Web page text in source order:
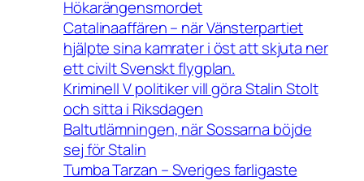
Hökarängensmordet
Catalinaaffären – när Vänsterpartiet
hjälpte sina kamrater i öst att skjuta ner
ett civilt Svenskt flygplan.
Kriminell V politiker vill göra Stalin Stolt
och sitta i Riksdagen
Baltutlämningen, när Sossarna böjde
sej för Stalin
Tumba Tarzan – Sveriges farligaste